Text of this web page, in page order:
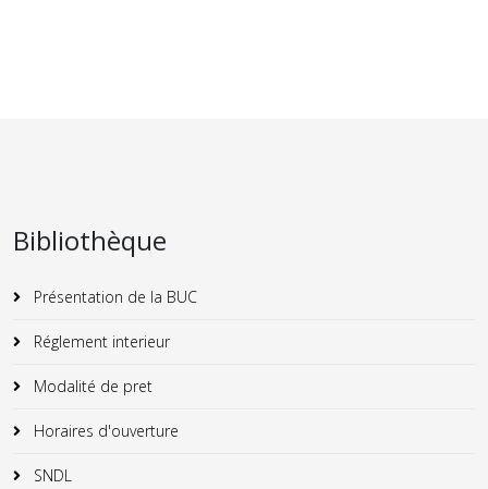
Bibliothèque
Présentation de la BUC
Réglement interieur
Modalité de pret
Horaires d'ouverture
SNDL